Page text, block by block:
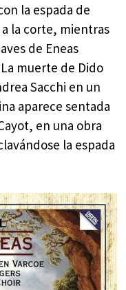
la espada de
la corte, mientras
de Eneas
muerte de Dido
Sacchi en un
aparece sentada
en una obra
la espada